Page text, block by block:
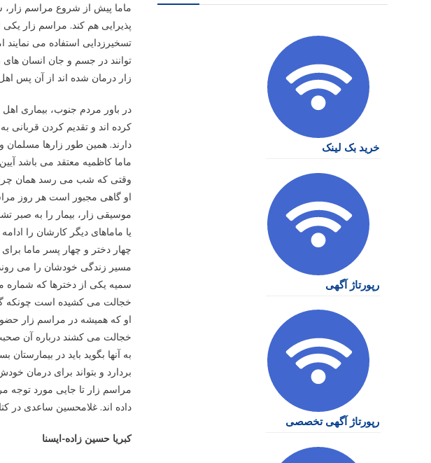
ماما پیش از شروع مراسم زار،
پذیرایی هم کند. مراسم زار
تسخیرزدایی استفاده می نمایند
توانند در جسم و جان انسان های
زار درمان شده اند از آن پس
در باور مردم جنوب، بیماری اهل
کرده اند و تقدیم کردن قربانی
دارند. همین طور زارها مسلمان
ماما کاظمیه معتقد می باشد
وقتی که شب می رسد همان
او گاهی مجبور است هر روز
موسیقی زار، بیمار را به صبر
یا ماماهای دیگر کارشان را
چهار دختر و چهار پسر ماما
مسیر زندگی خودشان را می
سمیه یکی از دخترها که شماره
خجالت می کشیده است چونکه
او که همیشه در مراسم زار
خجالت می کشند درباره آن
به آنها بگوید باید در
بردارد و بتواند برای درمان
مراسم زار تا جایی مورد توجه
داده اند. غلامحسین ساعدی در
کبریا حسین زاده-ایسنا
خرید بک لینک
رپورتاژ آگهی
رپورتاژ آگهی تخصصی